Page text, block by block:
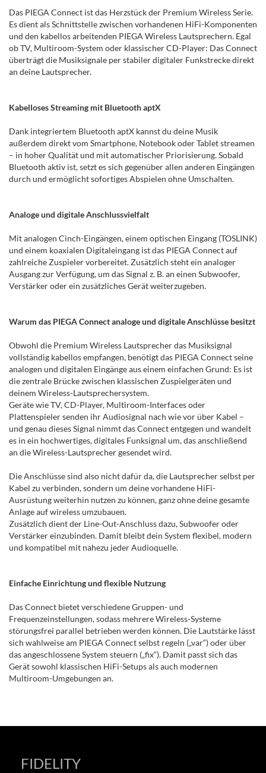
Das PIEGA Connect ist das Herzstück der Premium Wireless Serie.
Es dient als Schnittstelle zwischen vorhandenen HiFi-Komponenten
und den kabellos arbeitenden PIEGA Wireless Lautsprechern. Egal
ob TV, Multiroom-System oder klassischer CD-Player: Das Connect
überträgt die Musiksignale per stabiler digitaler Funkstrecke direkt
an deine Lautsprecher.
Kabelloses Streaming mit Bluetooth aptX
Dank integriertem Bluetooth aptX kannst du deine Musik
außerdem direkt vom Smartphone, Notebook oder Tablet streamen
– in hoher Qualität und mit automatischer Priorisierung. Sobald
Bluetooth aktiv ist, setzt es sich gegenüber allen anderen Eingängen
durch und ermöglicht sofortiges Abspielen ohne Umschalten.
Analoge und digitale Anschlussvielfalt
Mit analogen Cinch-Eingängen, einem optischen Eingang (TOSLINK)
und einem koaxialen Digitaleingang ist das PIEGA Connect auf
zahlreiche Zuspieler vorbereitet. Zusätzlich steht ein analoger
Ausgang zur Verfügung, um das Signal z. B. an einen Subwoofer,
Verstärker oder ein zusätzliches Gerät weiterzugeben.
Warum das PIEGA Connect analoge und digitale Anschlüsse besitzt
Obwohl die Premium Wireless Lautsprecher das Musiksignal
vollständig kabellos empfangen, benötigt das PIEGA Connect seine
analogen und digitalen Eingänge aus einem einfachen Grund: Es ist
die zentrale Brücke zwischen klassischen Zuspielgeräten und
deinem Wireless-Lautsprechersystem.
Geräte wie TV, CD-Player, Multiroom-Interfaces oder
Plattenspieler senden ihr Audiosignal nach wie vor über Kabel –
und genau dieses Signal nimmt das Connect entgegen und wandelt
es in ein hochwertiges, digitales Funksignal um, das anschließend
an die Wireless-Lautsprecher gesendet wird.
Die Anschlüsse sind also nicht dafür da, die Lautsprecher selbst per
Kabel zu verbinden, sondern um deine vorhandene HiFi-
Ausrüstung weiterhin nutzen zu können, ganz ohne deine gesamte
Anlage auf wireless umzubauen.
Zusätzlich dient der Line-Out-Anschluss dazu, Subwoofer oder
Verstärker einzubinden. Damit bleibt dein System flexibel, modern
und kompatibel mit nahezu jeder Audioquelle.
Einfache Einrichtung und flexible Nutzung
Das Connect bietet verschiedene Gruppen- und
Frequenzeinstellungen, sodass mehrere Wireless-Systeme
störungsfrei parallel betrieben werden können. Die Lautstärke lässt
sich wahlweise am PIEGA Connect selbst regeln („var“) oder über
das angeschlossene System steuern („fix“). Damit passt sich das
Gerät sowohl klassischen HiFi-Setups als auch modernen
Multiroom-Umgebungen an.
FIDELITY